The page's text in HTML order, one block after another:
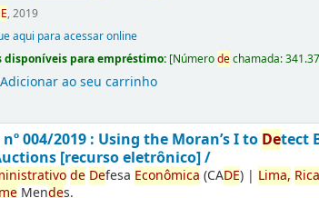
, 2019
aqui para acessar online
disponíveis para empréstimo: [Númerodechamada:
Adicionar ao seu carrinho
004/2019 : Using the Moran’s I to Detect
[recurso eletrônico] /
de Defesa Econômica (CADE) | Lima,
Mendes.